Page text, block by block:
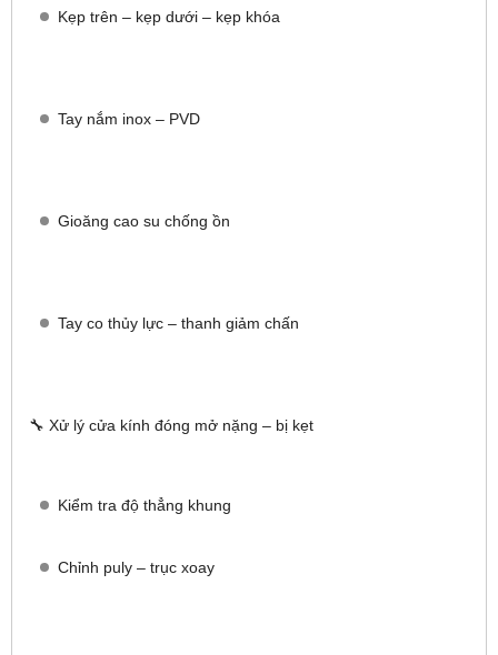
Kẹp trên – kẹp dưới – kẹp khóa
Tay nắm inox – PVD
Gioăng cao su chống ồn
Tay co thủy lực – thanh giảm chấn
🔧 Xử lý cửa kính đóng mở nặng – bị kẹt
Kiểm tra độ thẳng khung
Chỉnh puly – trục xoay